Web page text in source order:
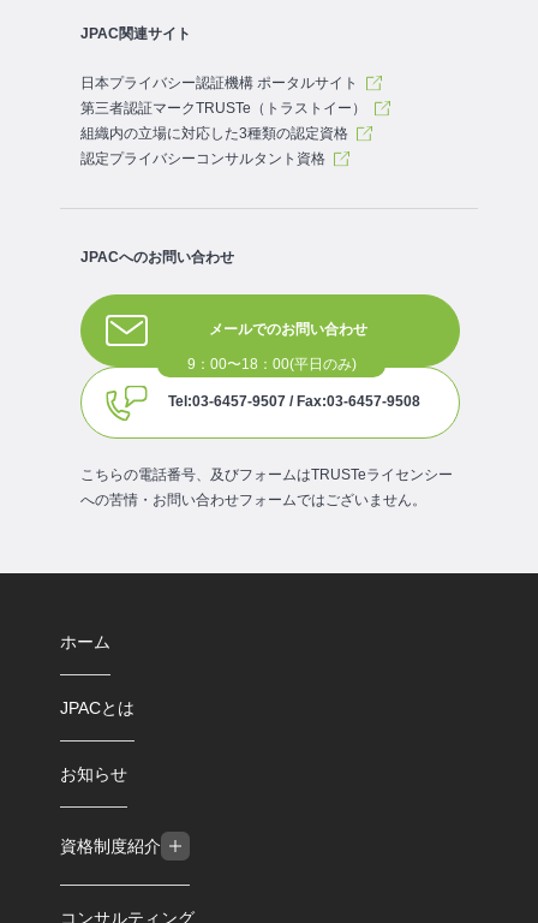
JPAC関連サイト
日本プライバシー認証機構 ポータルサイト
第三者認証マークTRUSTe（トラストイー）
組織内の立場に対応した3種類の認定資格
認定プライバシーコンサルタント資格
JPACへのお問い合わせ
メールでのお問い合わせ
Tel:03-6457-9507 / Fax:03-6457-9508
こちらの電話番号、及びフォームはTRUSTeライセンシー
への苦情・お問い合わせフォームではございません。
ホーム
JPACとは
お知らせ
資格制度紹介
コンサルティング